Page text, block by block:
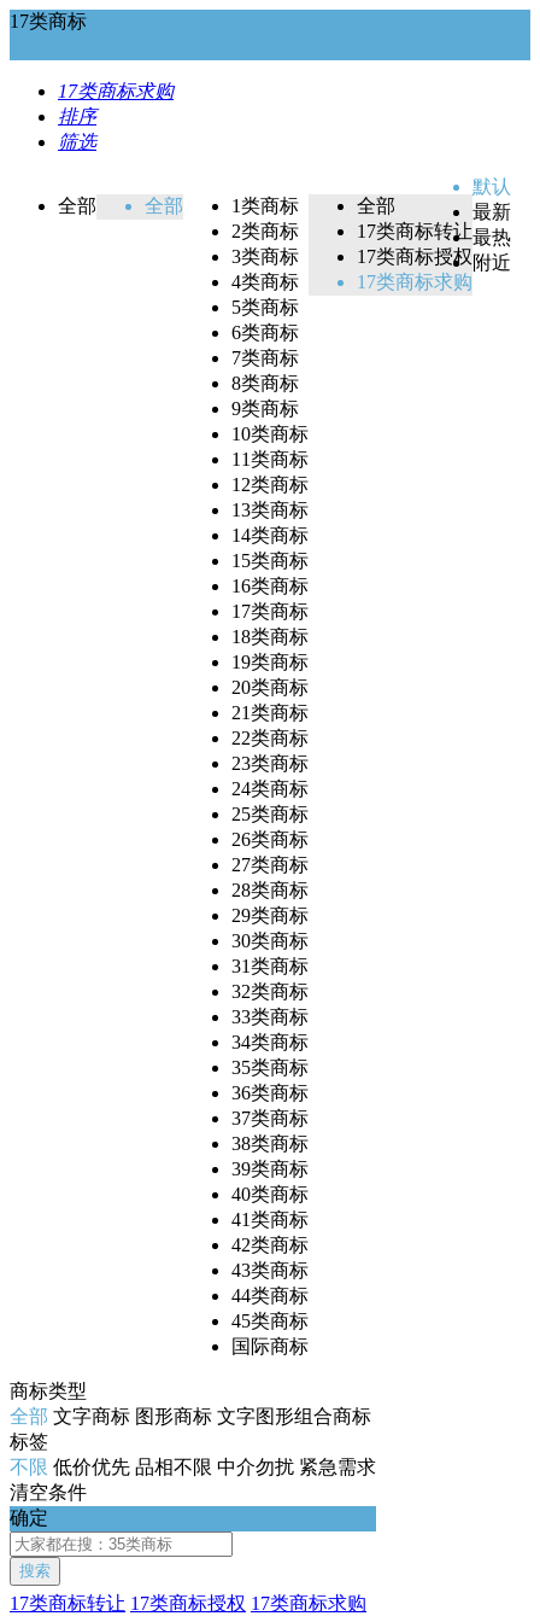
17类商标
17类商标求购
排序
筛选
全部 全部
1类商标
2类商标
3类商标
4类商标
5类商标
6类商标
7类商标
8类商标
9类商标
10类商标
11类商标
12类商标
13类商标
14类商标
15类商标
16类商标
17类商标
18类商标
19类商标
20类商标
21类商标
22类商标
23类商标
24类商标
25类商标
26类商标
27类商标
28类商标
29类商标
30类商标
31类商标
32类商标
33类商标
34类商标
35类商标
36类商标
37类商标
38类商标
39类商标
40类商标
41类商标
42类商标
43类商标
44类商标
45类商标
国际商标
全部
17类商标转让
17类商标授权
17类商标求购
默认
最新
最热
附近
商标类型
全部 文字商标 图形商标 文字图形组合商标
标签
不限 低价优先 品相不限 中介勿扰 紧急需求
清空条件
确定
搜索
17类商标转让 17类商标授权 17类商标求购